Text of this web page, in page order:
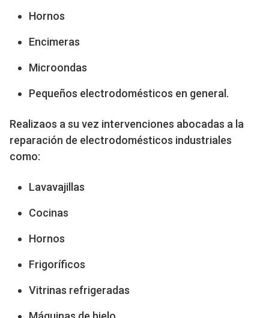
Hornos
Encimeras
Microondas
Pequeños electrodomésticos en general.
Realizaos a su vez intervenciones abocadas a la
reparación de electrodomésticos industriales
como:
Lavavajillas
Cocinas
Hornos
Frigoríficos
Vitrinas refrigeradas